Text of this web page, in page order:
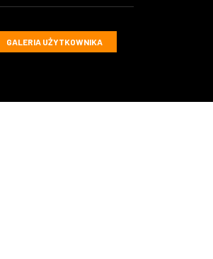
GALERIA UŻYTKOWNIKA